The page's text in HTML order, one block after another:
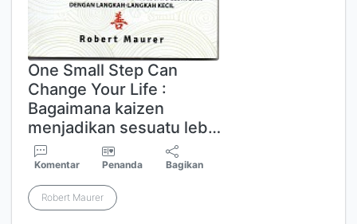
One Small Step Can
Change Your Life :
Bagaimana kaizen
menjadikan sesuatu leb…
Komentar Penanda Bagikan
Robert Maurer